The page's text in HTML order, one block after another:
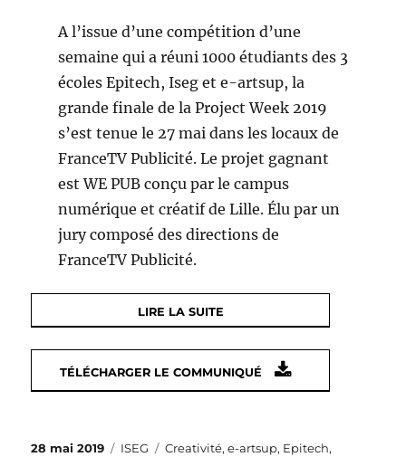
A l’issue d’une compétition d’une
semaine qui a réuni 1000 étudiants des 3
écoles Epitech, Iseg et e-artsup, la
grande finale de la Project Week 2019
s’est tenue le 27 mai dans les locaux de
FranceTV Publicité. Le projet gagnant
est WE PUB conçu par le campus
numérique et créatif de Lille. Élu par un
jury composé des directions de
FranceTV Publicité.
LIRE LA SUITE
TÉLÉCHARGER LE COMMUNIQUÉ
Publié
28 mai 2019 Catégories
ISEG Étiquettes
Creativité,e-artsup, Epitech,